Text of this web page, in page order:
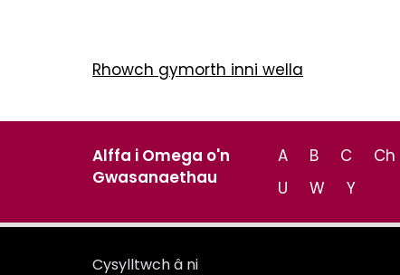
Rhowch gymorth inni wella
Alffa i Omega o'n
Gwasanaethau
A B C Ch
U
W Y
Cysylltwch â ni